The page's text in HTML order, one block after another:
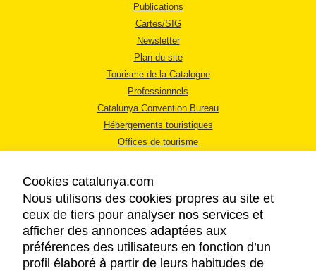
Publications
Cartes/SIG
Newsletter
Plan du site
Tourisme de la Catalogne
Professionnels
Catalunya Convention Bureau
Hébergements touristiques
Offices de tourisme
MENTIONS LÉGALES
RÈGLES DE CONFIDENTIALITÉ
Cookies catalunya.com
Nous utilisons des cookies propres au site et
ceux de tiers pour analyser nos services et
afficher des annonces adaptées aux
préférences des utilisateurs en fonction d’un
profil élaboré à partir de leurs habitudes de